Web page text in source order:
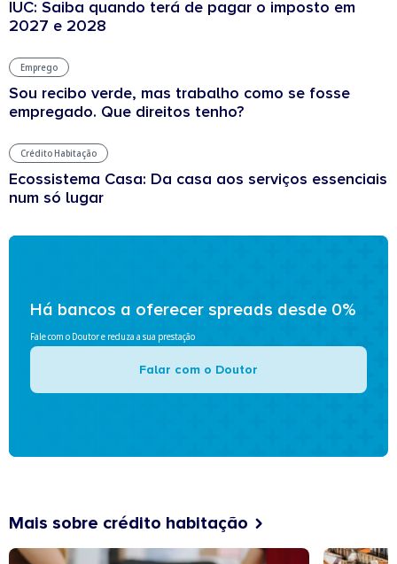
IUC: Saiba quando terá de pagar o imposto em
2027 e 2028
Emprego
Sou recibo verde, mas trabalho como se fosse
empregado. Que direitos tenho?
Crédito Habitação
Ecossistema Casa: Da casa aos serviços essenciais
num só lugar
Há bancos a oferecer spreads desde 0%
Fale com o Doutor e reduza a sua prestação
Falar com o Doutor
Mais sobre crédito habitação